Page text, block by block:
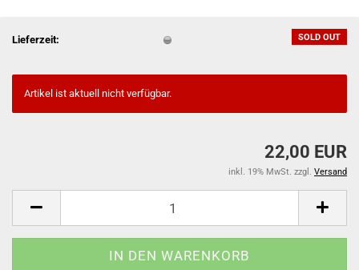
SOLD OUT
Lieferzeit:
Artikel ist aktuell nicht verfügbar.
22,00 EUR
inkl. 19% MwSt. zzgl. Versand